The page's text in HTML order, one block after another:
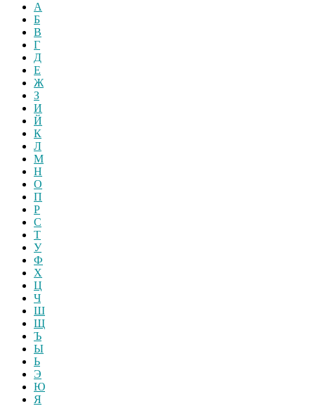
А
Б
В
Г
Д
Е
Ж
З
И
Й
К
Л
М
Н
О
П
Р
С
Т
У
Ф
Х
Ц
Ч
Ш
Щ
Ъ
Ы
Ь
Э
Ю
Я